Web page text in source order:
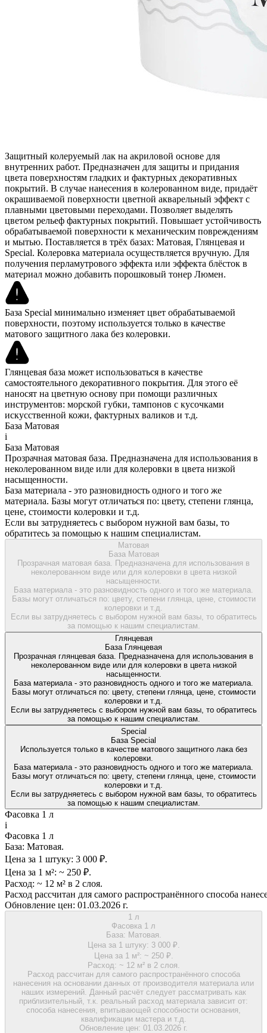
Защитный колеруемый лак на акриловой основе для
внутренних работ. Предназначен для защиты и придания
цвета поверхностям гладких и фактурных декоративных
покрытий. В случае нанесения в колерованном виде, придаёт
окрашиваемой поверхности цветной акварельный эффект с
плавными цветовыми переходами. Позволяет выделять
цветом рельеф фактурных покрытий. Повышает устойчивость
обрабатываемой поверхности к механическим повреждениям
и мытью. Поставляется в трёх базах: Матовая, Глянцевая и
Special. Колеровка материала осуществляется вручную. Для
получения перламутрового эффекта или эффекта блёсток в
материал можно добавить порошковый тонер Люмен.
База Special минимально изменяет цвет обрабатываемой
поверхности, поэтому используется только в качестве
матового защитного лака без колеровки.
Глянцевая база может использоваться в качестве
самостоятельного декоративного покрытия. Для этого её
наносят на цветную основу при помощи различных
инструментов: морской губки, тампонов с кусочками
искусственной кожи, фактурных валиков и т.д.
База Матовая
i
База Матовая
Прозрачная матовая база. Предназначена для использования в
неколерованном виде или для колеровки в цвета низкой
насыщенности.
База материала - это разновидность одного и того же
материала. Базы могут отличаться по: цвету, степени глянца,
цене, стоимости колеровки и т.д.
Если вы затрудняетесь с выбором нужной вам базы, то
обратитесь за помощью к нашим специалистам.
Матовая
База Матовая
Прозрачная матовая база. Предназначена для использования в
неколерованном виде или для колеровки в цвета низкой
насыщенности.
База материала - это разновидность одного и того же материала.
Базы могут отличаться по: цвету, степени глянца, цене, стоимости
колеровки и т.д.
Если вы затрудняетесь с выбором нужной вам базы, то обратитесь
за помощью к нашим специалистам.
Глянцевая
База Глянцевая
Прозрачная глянцевая база. Предназначена для использования в
неколерованном виде или для колеровки в цвета низкой
насыщенности.
База материала - это разновидность одного и того же материала.
Базы могут отличаться по: цвету, степени глянца, цене, стоимости
колеровки и т.д.
Если вы затрудняетесь с выбором нужной вам базы, то обратитесь
за помощью к нашим специалистам.
Special
База Special
Используется только в качестве матового защитного лака без
колеровки.
База материала - это разновидность одного и того же материала.
Базы могут отличаться по: цвету, степени глянца, цене, стоимости
колеровки и т.д.
Если вы затрудняетесь с выбором нужной вам базы, то обратитесь
за помощью к нашим специалистам.
Фасовка 1 л
i
Фасовка 1 л
База: Матовая.
Цена за 1 штуку: 3 000 ₽.
Цена за 1 м²: ~ 250 ₽.
Расход: ~ 12 м² в 2 слоя.
Расход рассчитан для самого распространённого способа
Обновление цен: 01.03.2026 г.
1 л
Фасовка 1 л
База: Матовая.
Цена за 1 штуку: 3 000 ₽.
Цена за 1 м²: ~ 250 ₽.
Расход: ~ 12 м² в 2 слоя.
Расход рассчитан для самого распространённого способа
нанесения на основании данных от производителя материала или
наших измерений. Данный расчёт следует рассматривать как
приблизительный, т.к. реальный расход материала зависит от:
способа нанесения, впитывающей способности основания,
квалификации мастера и т.д.
Обновление цен: 01.03.2026 г.